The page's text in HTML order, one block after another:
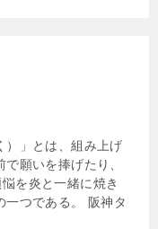
）」とは、組み上げ
願いを捧げたり、
を炎と一緒に焼き
一つである。 阪神タ